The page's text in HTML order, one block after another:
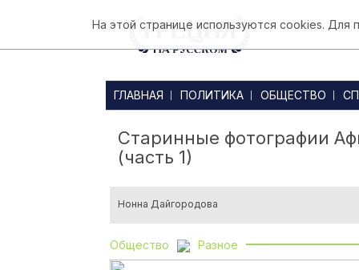
ГЛАВНАЯ ПОЛИТИКА ОБЩЕСТВО
Старинные фотографии
(часть 1)
Нонна Дайгородова
Общество Разное
На этой странице используются cookies. Для